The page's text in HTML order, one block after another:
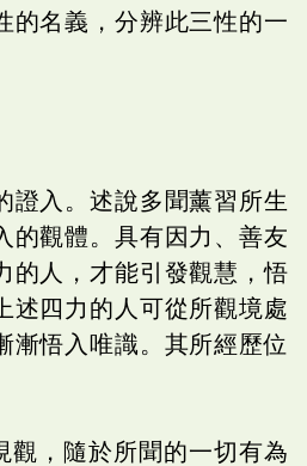
的名義，分辨此三性的一
證入。述說多聞薰習所生
的觀體。具有因力、善友
的人，才能引發觀慧，悟
述四力的人可從所觀境處
漸悟入唯識。其所經歷位
觀，隨於所聞的一切有為